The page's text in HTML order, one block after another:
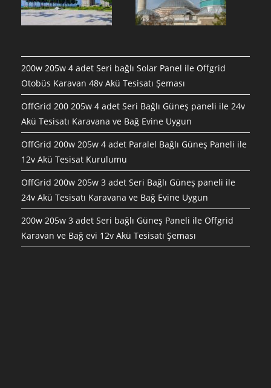
200w 205w 4 adet Seri bağlı Solar Panel ile Offgrid
Otobüs Karavan 48v Akü Tesisatı Şeması
OffGrid 200 205w 4 adet Seri Bağlı Güneş paneli ile 24v
Akü Tesisatı Karavana ve Bağ Evine Uygun
OffGrid 200w 205w 4 adet Paralel Bağlı Güneş Paneli ile
12v Akü Tesisat Kurulumu
OffGrid 200w 205w 3 adet Seri Bağlı Güneş paneli ile
24v Akü Tesisatı Karavana ve Bağ Evine Uygun
200w 205w 3 adet Seri bağlı Güneş Paneli ile Offgrid
Karavan ve Bağ evi 12v Akü Tesisatı Şeması